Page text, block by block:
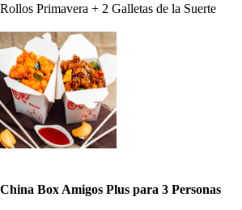
Rollos Primavera + 2 Galletas de la Suerte
China Box Amigos Plus para 3 Personas